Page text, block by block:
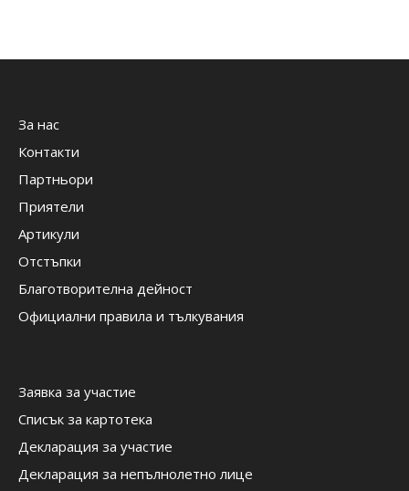
За нас
Контакти
Партньори
Приятели
Артикули
Отстъпки
Благотворителна дейност
Официални правила и тълкувания
Заявка за участие
Списък за картотека
Декларация за участие
Декларация за непълнолетно лице